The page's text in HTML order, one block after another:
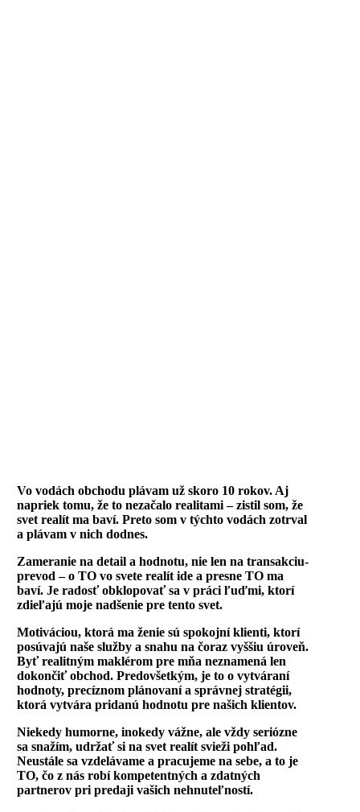
Vo vodách obchodu plávam už skoro 10 rokov. Aj
napriek tomu, že to nezačalo realitami – zistil som, že
svet realít ma baví. Preto som v týchto vodách zotrval
a plávam v nich dodnes.
Zameranie na detail a hodnotu, nie len na transakciu-
prevod – o TO vo svete realít ide a presne TO ma
baví. Je radosť obklopovať sa v práci ľuďmi, ktorí
zdieľajú moje nadšenie pre tento svet.
Motiváciou, ktorá ma ženie sú spokojní klienti, ktorí
posúvajú naše služby a snahu na čoraz vyššiu úroveň.
Byť realitným maklérom pre mňa neznamená len
dokončiť obchod. Predovšetkým, je to o vytváraní
hodnoty, precíznom plánovaní a správnej stratégii,
ktorá vytvára pridanú hodnotu pre našich klientov.
Niekedy humorne, inokedy vážne, ale vždy seriózne
sa snažím, udržať si na svet realít svieži pohľad.
Neustále sa vzdelávame a pracujeme na sebe, a to je
TO, čo z nás robí kompetentných a zdatných
partnerov pri predaji vašich nehnuteľností.